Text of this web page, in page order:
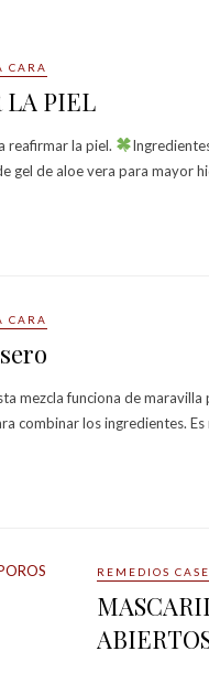
CARA
LA PIEL
reafirmar la piel.
gel de aloe vera para mayor
CARA
mezcla funciona de
combinar los ingredientes.
REMEDIOS